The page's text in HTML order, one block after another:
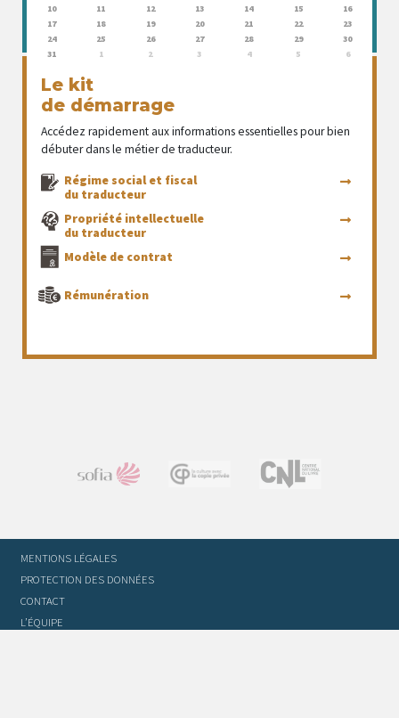
10
11 12 13 14 15
16
17
18 19 20 21 22
23
24
25 26 27 28 29
30
31
1 2 3 4 5 6
Le kit
de démarrage
Accédez rapidement aux informations essentielles pour bien
débuter dans le métier de traducteur.
Régime social et fiscal
du traducteur
Propriété intellectuelle
du traducteur
Modèle de contrat
Rémunération
MENTIONS LÉGALES
PROTECTION DES DONNÉES
CONTACT
L’ÉQUIPE